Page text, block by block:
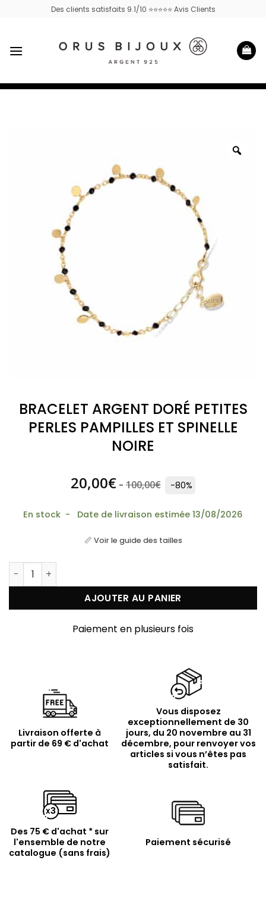
Des clients satisfaits 9.1/10 ⭐⭐⭐⭐⭐ Avis Clients
BRACELET ARGENT DORÉ PETITES
PERLES PAMPILLES ET SPINELLE
NOIRE
20,00€ - 100,00€ -80%
En stock - Date de livraison estimée 13/08/2026
📏 Voir le guide des tailles
quantité de Bracelet argent doré petites perles
AJOUTER AU PANIER
Paiement en plusieurs fois
Livraison offerte à
partir de 69 € d'achat
Vous disposez
exceptionnellement de 30
jours, du 20 novembre au 31
décembre, pour renvoyer vos
articles si vous n’êtes pas
satisfait.
Des 75 € d'achat * sur
l'ensemble de notre
catalogue (sans frais)
Paiement sécurisé